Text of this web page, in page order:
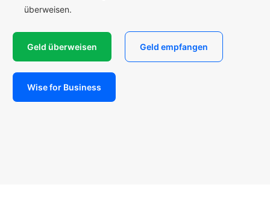
überweisen.
Geld überweisen Geld empfangen
Wise for Business